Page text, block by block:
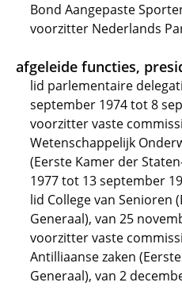
Bond Aangepaste
voorzitter Nederlands
afgeleide functies,
lid parlementaire
september 1974 tot 8
voorzitter vaste
Wetenschappelijk
(Eerste Kamer der
1977 tot 13 september
lid College van Senioren
Generaal), van 25
voorzitter vaste
Antilliaanse zaken
Generaal), van 2